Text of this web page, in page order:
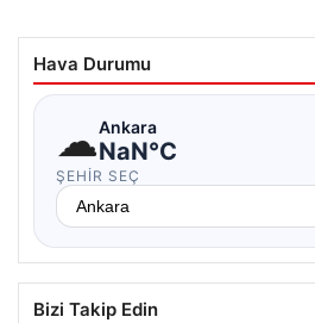
Hava Durumu
☁Ankara
NaN°C
ŞEHIR SEÇ
Bizi Takip Edin